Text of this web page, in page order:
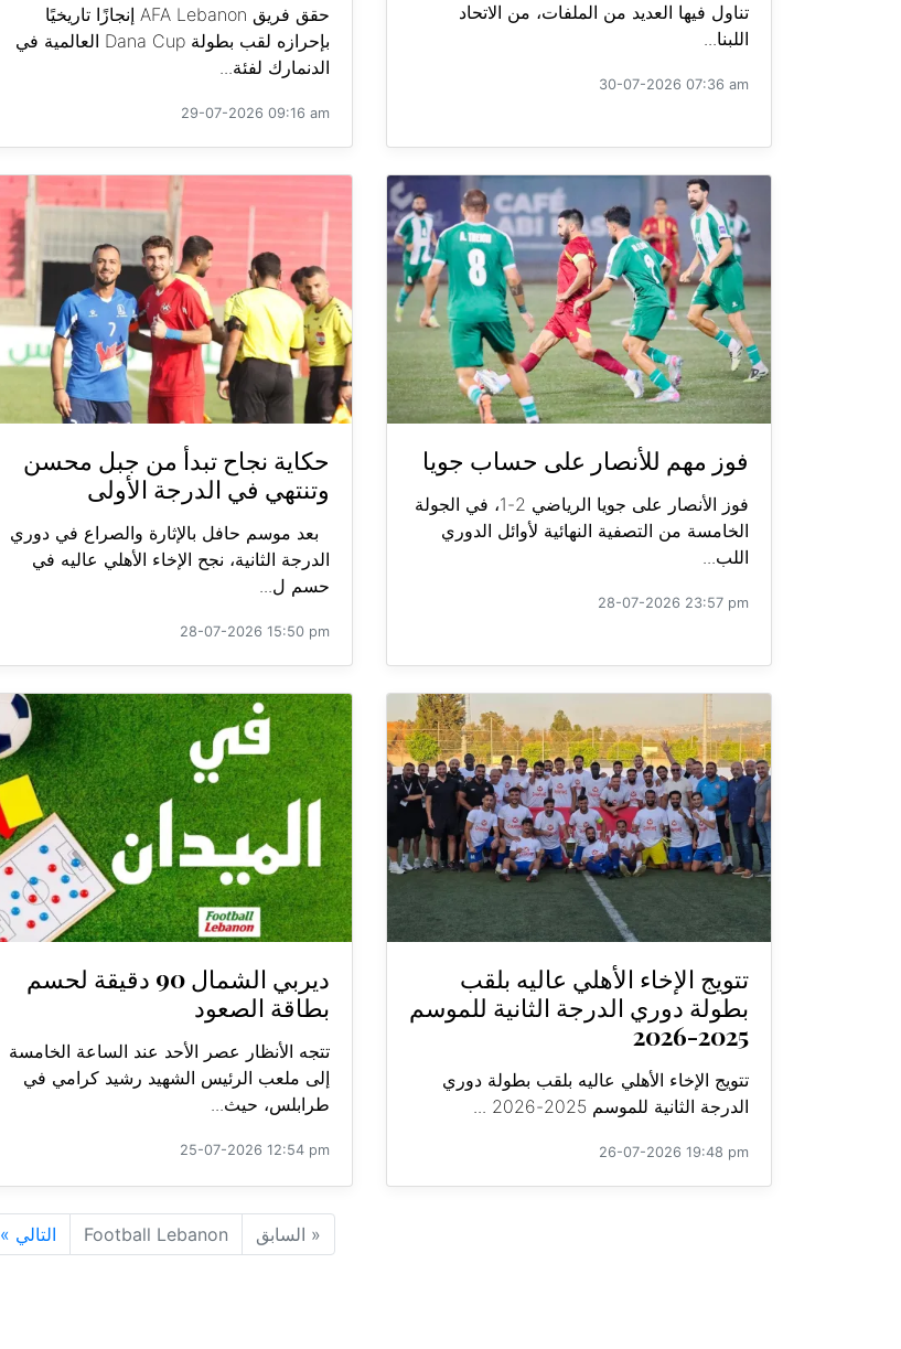
تناول فيها العديد من الملفات، من الاتحاد
اللبنا...
30-07-2026 07:36 am
حقق فريق AFA Lebanon إنجازًا تاريخيًا
بإحرازه لقب بطولة Dana Cup العالمية في
الدنمارك لفئة...
29-07-2026 09:16 am
فوز مهم للأنصار على حساب جويا
فوز الأنصار على جويا الرياضي 2-1، في الجولة
الخامسة من التصفية النهائية لأوائل الدوري
اللب...
28-07-2026 23:57 pm
حكاية نجاح تبدأ من جبل محسن
وتنتهي في الدرجة الأولى
بعد موسم حافل بالإثارة والصراع في دوري
الدرجة الثانية، نجح الإخاء الأهلي عاليه في
حسم ل...
28-07-2026 15:50 pm
تتويج الإخاء الأهلي عاليه بلقب
بطولة دوري الدرجة الثانية للموسم
2025-2026
تتويج الإخاء الأهلي عاليه بلقب بطولة دوري
الدرجة الثانية للموسم 2025-2026 ...
26-07-2026 19:48 pm
ديربي الشمال 90 دقيقة لحسم
بطاقة الصعود
تتجه الأنظار عصر الأحد عند الساعة الخامسة
إلى ملعب الرئيس الشهيد رشيد كرامي في
طرابلس، حيث...
25-07-2026 12:54 pm
« السابق Football Lebanon التالي »